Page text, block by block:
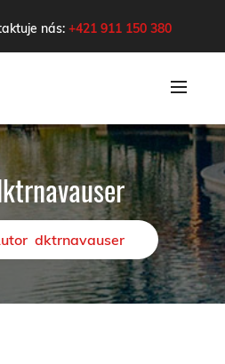
nás: +421 911 150 380
dktrnavauser